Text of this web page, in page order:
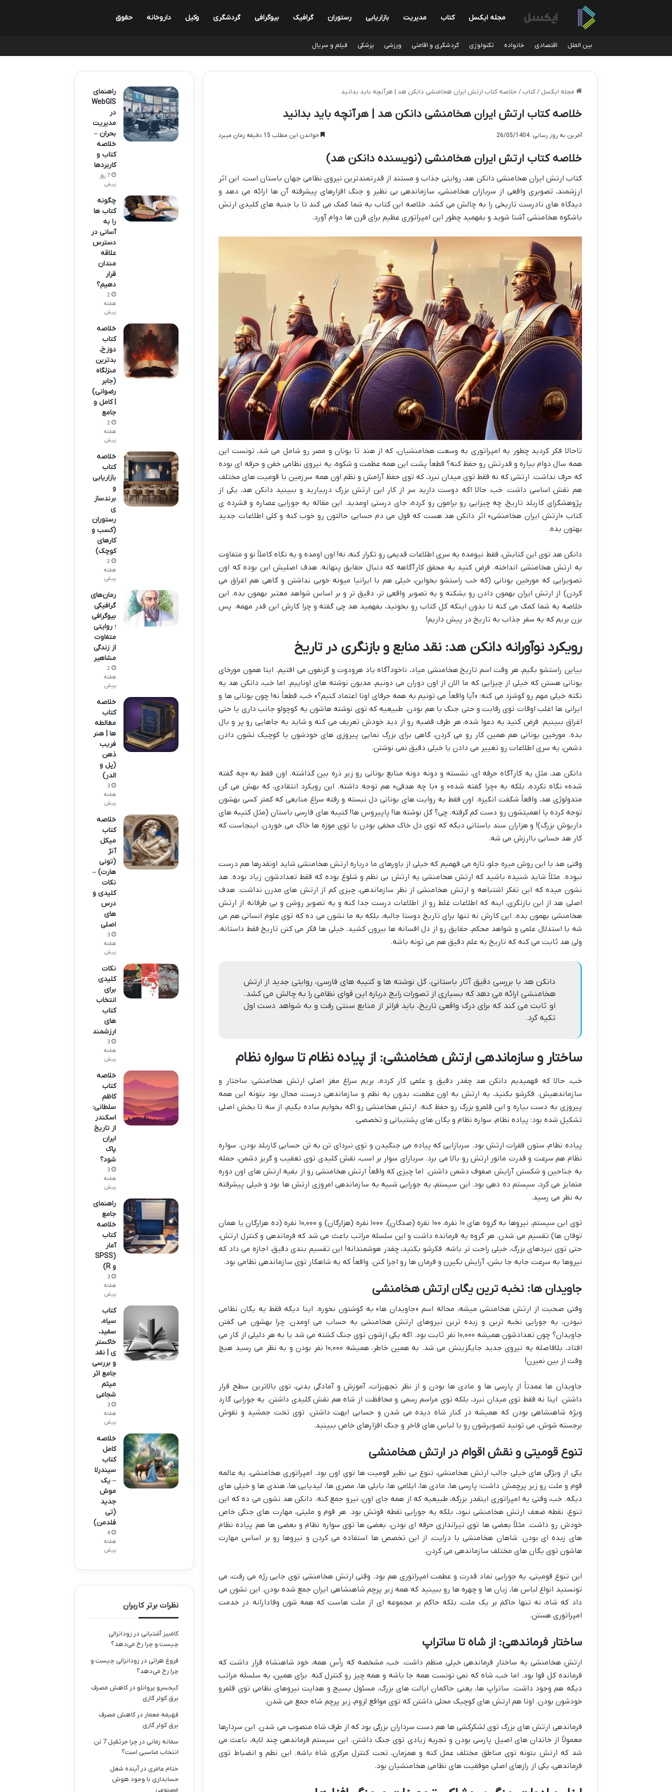
مجله ایکسل کتاب مدیریت بازاریابی رستوران گرافیک بیوگرافی گردشگری وکیل داروخانه حقوق
بین الملل اقتصادی خانواده تکنولوژی گردشگری و اقامتی ورزشی پزشکی فیلم و سریال
مجله ایکسل / کتاب / خلاصه کتاب ارتش ایران هخامنشی دانکن هد | هرآنچه باید بدانید
خلاصه کتاب ارتش ایران هخامنشی دانکن هد | هرآنچه باید بدانید
آخرین به روز رسانی: 26/05/1404 خواندن این مطلب 15 دقیقه زمان میبرد
خلاصه کتاب ارتش ایران هخامنشی (نویسنده دانکن هد)
کتاب ارتش ایران هخامنشی دانکن هد، روایتی جذاب و مستند از قدرتمندترین نیروی نظامی جهان باستان است. این اثر
ارزشمند، تصویری واقعی از سربازان هخامنشی، سازماندهی بی نظیر و جنگ افزارهای پیشرفته آن ها ارائه می دهد و
دیدگاه های نادرست تاریخی را به چالش می کشد. خلاصه این کتاب به شما کمک می کند تا با جنبه های کلیدی ارتش
باشکوه هخامنشی آشنا شوید و بفهمید چطور این امپراتوری عظیم برای قرن ها دوام آورد.
تاحالا فکر کردید چطور یه امپراتوری به وسعت هخامنشیان، که از هند تا یونان و مصر رو شامل می شد، تونست این
همه سال دوام بیاره و قدرتش رو حفظ کنه؟ قطعاً پشت این همه عظمت و شکوه، یه نیروی نظامی خفن و حرفه ای بوده
که حرف نداشت. ارتشی که نه فقط توی میدان نبرد، که توی حفظ آرامش و نظم اون همه سرزمین با قومیت های مختلف
هم نقش اساسی داشت. خب، حالا اگه دوست دارید سر از کار این ارتش بزرگ دربیارید و ببینید دانکن هد، یکی از
پژوهشگرای کاربلد تاریخ، چه چیزایی رو برامون رو کرده، جای درستی اومدید. این مقاله یه جورایی عصاره و فشرده ی
کتاب «ارتش ایران هخامنشی» اثر دانکن هد هست که قول می دم حسابی حالتون رو خوب کنه و کلی اطلاعات جدید
بهتون بده.
دانکن هد توی این کتابش، فقط نیومده یه سری اطلاعات قدیمی رو تکرار کنه، نه! اون اومده و یه نگاه کاملاً نو و متفاوت
به ارتش هخامنشی انداخته. فرض کنید یه محقق کارآگاهه که دنبال حقایق پنهانه. هدف اصلیش این بوده که اون
تصویرایی که مورخین یونانی (که خب راستشو بخواین، خیلی هم با ایرانیا میونه خوبی نداشتن و گاهی هم اغراق می
کردن) از ارتش ایران بهمون دادن رو بشکنه و یه تصویر واقعی تر، دقیق تر و بر اساس شواهد معتبر بهمون بده. این
خلاصه به شما کمک می کنه تا بدون اینکه کل کتاب رو بخونید، بفهمید هد چی گفته و چرا کارش این قدر مهمه. پس
بزن بریم که یه سفر جذاب به تاریخ در پیش داریم!
رویکرد نوآورانه دانکن هد: نقد منابع و بازنگری در تاریخ
بیاین راستشو بگیم، هر وقت اسم تاریخ هخامنشی میاد، ناخودآگاه یاد هرودوت و گزنفون می افتیم. اینا همون مورخای
یونانی هستن که خیلی از چیزایی که ما الان از اون دوران می دونیم، مدیون نوشته های اوناییم. اما خب، دانکن هد یه
نکته خیلی مهم رو گوشزد می کنه: «آیا واقعاً می تونیم به همه حرفای اونا اعتماد کنیم؟» خب، قطعاً نه! چون یونانی ها و
ایرانی ها اغلب اوقات توی رقابت و حتی جنگ با هم بودن. طبیعیه که توی نوشته هاشون یه کوچولو جانب داری یا حتی
اغراق ببینیم. فرض کنید یه دعوا شده، هر طرف قضیه رو از دید خودش تعریف می کنه و شاید یه جاهایی رو پر و بال
بده. مورخین یونانی هم همین کار رو می کردن، گاهی برای بزرگ نمایی پیروزی های خودشون یا کوچیک نشون دادن
دشمن، یه سری اطلاعات رو تغییر می دادن یا خیلی دقیق نمی نوشتن.
دانکن هد، مثل یه کارآگاه حرفه ای، نشسته و دونه دونه منابع یونانی رو زیر ذره بین گذاشته. اون فقط به «چه گفته
شده» نگاه نکرده، بلکه به «چرا گفته شده» و «با چه هدفی» هم توجه داشته. این رویکرد انتقادی، که بهش می گن
متدولوژی هد، واقعاً شگفت انگیزه. اون فقط به روایت های یونانی دل نبسته و رفته سراغ منابعی که کمتر کسی بهشون
توجه کرده یا اهمیتشون رو دست کم گرفته. چی؟ گل نوشته ها! پاپیروس ها! کتیبه های فارسی باستان (مثل کتیبه های
داریوش بزرگ)! و هزاران سند باستانی دیگه که توی دل خاک مخفی بودن یا توی موزه ها خاک می خوردن. اینجاست که
کار هد حسابی باارزش می شه.
وقتی هد با این روش میره جلو، تازه می فهمیم که خیلی از باورهای ما درباره ارتش هخامنشی شاید اونقدرها هم درست
نبوده. مثلاً شاید شنیده باشید که ارتش هخامنشی یه ارتش بی نظم و شلوغ بوده که فقط تعدادشون زیاد بوده. هد
نشون میده که این تفکر اشتباهه و ارتش هخامنشی از نظر سازماندهی، چیزی کم از ارتش های مدرن نداشت. هدف
اصلی هد از این بازنگری، اینه که اطلاعات غلط رو از اطلاعات درست جدا کنه و یه تصویر روشن و بی طرفانه از ارتش
هخامنشی بهمون بده. این کارش نه تنها برای تاریخ دوستا جالبه، بلکه به ما نشون می ده که توی علوم انسانی هم می
شه با استدلال علمی و شواهد محکم، حقایق رو از دل افسانه ها بیرون کشید. خیلی ها فکر می کنن تاریخ فقط داستانه،
ولی هد ثابت می کنه که تاریخ یه علم دقیق هم می تونه باشه.
دانکن هد با بررسی دقیق آثار باستانی، گل نوشته ها و کتیبه های فارسی، روایتی جدید از ارتش
هخامنشی ارائه می دهد که بسیاری از تصورات رایج درباره این قوای نظامی را به چالش می کشد.
او ثابت می کند که برای درک واقعی تاریخ، باید فراتر از منابع سنتی رفت و به شواهد دست اول
تکیه کرد.
ساختار و سازماندهی ارتش هخامنشی: از پیاده نظام تا سواره نظام
خب، حالا که فهمیدیم دانکن هد چقدر دقیق و علمی کار کرده، بریم سراغ مغز اصلی ارتش هخامنشی: ساختار و
سازماندهیش. فکرشو بکنید، یه ارتش به اون عظمت، بدون یه نظم و سازماندهی درست، محال بود بتونه این همه
پیروزی به دست بیاره و این قلمرو بزرگ رو حفظ کنه. ارتش هخامنشی رو اگه بخوایم ساده بگیم، از سه تا بخش اصلی
تشکیل شده بود: پیاده نظام، سواره نظام و یگان های پشتیبانی و تخصصی.
پیاده نظام، ستون فقرات ارتش بود. سربازایی که پیاده می جنگیدن و توی نبردای تن به تن حسابی کاربلد بودن. سواره
نظام هم سرعت و قدرت مانور ارتش رو بالا می برد. سربازای سوار بر اسب، نقش کلیدی توی تعقیب و گریز دشمن، حمله
به جناحین و شکستن آرایش صفوف دشمن داشتن. اما چیزی که واقعاً ارتش هخامنشی رو از بقیه ارتش های اون دوره
متمایز می کرد، سیستم ده دهی بود. این سیستم، یه جورایی شبیه به سازماندهی امروزی ارتش ها بود و خیلی پیشرفته
به نظر می رسید.
توی این سیستم، نیروها به گروه های ۱۰ نفره، ۱۰۰ نفره (صدگان)، ۱۰۰۰ نفره (هزارگان) و ۱۰,۰۰۰ نفره (ده هزارگان یا همان
توفان ها) تقسیم می شدن. هر گروه یه فرمانده داشت و این سلسله مراتب باعث می شد که فرماندهی و کنترل ارتش،
حتی توی نبردهای بزرگ، خیلی راحت تر باشه. فکرشو بکنید، چقدر هوشمندانه! این تقسیم بندی دقیق، اجازه می داد که
نیروها به سرعت جابه جا بشن، آرایش بگیرن و فرمان ها رو اجرا کنن. واقعاً که یه شاهکار توی سازماندهی نظامی بود.
جاویدان ها: نخبه ترین یگان ارتش هخامنشی
وقتی صحبت از ارتش هخامنشی میشه، محاله اسم «جاویدان ها» به گوشتون نخوره. اینا دیگه فقط یه یگان نظامی
نبودن، یه جورایی نخبه ترین و زبده ترین نیروهای ارتش هخامنشی به حساب می اومدن. چرا بهشون می گفتن
جاویدان؟ چون تعدادشون همیشه ۱۰,۰۰۰ نفر ثابت بود. اگه یکی ازشون توی جنگ کشته می شد یا به هر دلیلی از کار می
افتاد، بلافاصله یه نیروی جدید جایگزینش می شد. به همین خاطر، همیشه ۱۰,۰۰۰ نفر بودن و به نظر می رسید هیچ
وقت از بین نمیرن!
جاویدان ها عمدتاً از پارسی ها و مادی ها بودن و از نظر تجهیزات، آموزش و آمادگی بدنی، توی بالاترین سطح قرار
داشتن. اینا نه فقط توی میدان نبرد، بلکه توی مراسم رسمی و محافظت از شاه هم نقش کلیدی داشتن. یه جورایی گارد
ویژه شاهنشاهی بودن که همیشه در کنار شاه دیده می شدن و حسابی ابهت داشتن. توی تخت جمشید و نقوش
برجسته شوش، می تونید تصویرشون رو با لباس های فاخر و جنگ افزارهای خاص ببینید.
تنوع قومیتی و نقش اقوام در ارتش هخامنشی
یکی از ویژگی های خیلی جالب ارتش هخامنشی، تنوع بی نظیر قومیت ها توی اون بود. امپراتوری هخامنشی، یه عالمه
قوم و ملت رو زیر پرچمش داشت: پارسی ها، مادی ها، ایلامی ها، بابلی ها، مصری ها، لیدیایی ها، هندی ها و خیلی های
دیگه. خب، وقتی یه امپراتوری اینقدر بزرگه، طبیعیه که از همه جای اون، نیرو جمع کنه. دانکن هد نشون می ده که این
تنوع، نقطه ضعف ارتش هخامنشی نبود، بلکه یه جورایی نقطه قوتش بود. هر قوم و ملیتی، مهارت های جنگی خاص
خودش رو داشت. مثلاً بعضی ها توی تیراندازی حرفه ای بودن، بعضی ها توی سواره نظام و بعضی ها هم پیاده نظام
های زبده ای بودن. شاهان هخامنشی با درایت، از این تخصص ها استفاده می کردن و نیروها رو بر اساس مهارت
هاشون توی یگان های مختلف سازماندهی می کردن.
این تنوع قومیتی، یه جورایی نماد قدرت و عظمت امپراتوری هم بود. وقتی ارتش هخامنشی توی جایی رژه می رفت، می
تونستید انواع لباس ها، زبان ها و چهره ها رو ببینید که همه زیر پرچم شاهنشاهی ایران جمع شده بودن. این نشون می
داد که شاه، نه تنها حاکم بر یک ملت، بلکه حاکم بر مجموعه ای از ملت هاست که همه شون وفادارانه در خدمت
امپراتوری هستن.
ساختار فرماندهی: از شاه تا ساتراپ
ارتش هخامنشی یه ساختار فرماندهی خیلی منظم داشت. خب، مشخصه که رأس همه، خود شاهنشاه قرار داشت که
فرمانده کل قوا بود. اما خب، شاه که نمی تونست همه جا باشه و همه چیز رو کنترل کنه. برای همین، یه سلسله مراتب
دیگه هم وجود داشت. ساتراپ ها، یعنی حاکمان ایالت های بزرگ، مسئول بسیج و هدایت نیروهای نظامی توی قلمرو
خودشون بودن. اونا هم ارتش های کوچیک محلی داشتن که توی مواقع لزوم، زیر پرچم شاه جمع می شدن.
فرماندهی ارتش های بزرگ توی لشکرکشی ها هم دست سرداران بزرگی بود که از طرف شاه منصوب می شدن. این سردارها
معمولاً از خاندان های اصیل پارسی بودن و تجربه زیادی توی جنگ داشتن. این سیستم فرماندهی چند لایه، باعث می
شد که ارتش بتونه توی مناطق مختلف عمل کنه و همزمان، تحت کنترل مرکزی شاه باشه. این نظم و انضباط توی
فرماندهی، یکی از رازهای اصلی موفقیت های نظامی هخامنشیان بود.
راهنمای
WebGIS
در
مدیریت
بحران –
خلاصه
کتاب و
کاربردها
7 روز
پیش
چگونه
کتاب ها
را به
آسانی در
دسترس
علاقه
مندان
قرار
دهیم؟
2
هفته
پیش
خلاصه
کتاب
دوزخ،
بدترین
منزلگاه
(جابر
رضوانی)
| کامل و
جامع
2
هفته
پیش
خلاصه
کتاب
بازاریابی
و
برندساز
ی
رستوران
(کسب و
کارهای
کوچک)
2
هفته
پیش
رمان‌های
گرافیکی
بیوگرافی
؛ روایتی
متفاوت
از زندگی
مشاهیر
2
هفته
پیش
خلاصه
کتاب
مغالطه
ها | هنر
فریب
ذهن
(پل و
الدر)
3
هفته
پیش
خلاصه
کتاب
میکل
آنژ
(تونی
هارت) –
نکات
کلیدی و
درس
های
اصلی
3
هفته
پیش
نکات
کلیدی
برای
انتخاب
کتاب
های
ارزشمند
3
هفته
پیش
خلاصه
کتاب
کاظم
سلطانی:
اسکندر
از تاریخ
ایران
پاک
شود؟
3
هفته
پیش
راهنمای
جامع
خلاصه
کتاب
آمار
(SPSS
و R)
3
هفته
پیش
کتاب
سیاه،
سفید،
خاکستر
ی | نقد
و بررسی
جامع اثر
میثم
شجاعی
3
هفته
پیش
خلاصه
کامل
کتاب
سیندرلا
– یک
موش
جدید
(تی
فلدمن)
4
هفته
پیش
نظرات برتر کاربران
کامبیز آشتیانی در زودانزالی
چیست و چرا رخ می‌دهد؟
فروغ هراتی در زودانزالی چیست و
چرا رخ می‌دهد؟
کیخسرو پروانلو در کاهش مصرف
برق کولر گازی
فهیمه معمار در کاهش مصرف
برق کولر گازی
سمانه زمانی در
چرا جرثقیل 7 تن
انتخاب مناسبی است؟
ختام عامری درآینده شغل
حسابداری با وجود هوش
مصنوعی